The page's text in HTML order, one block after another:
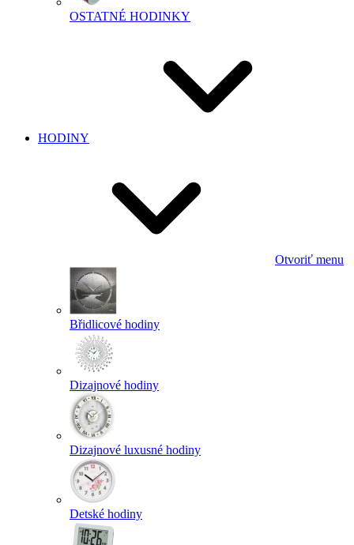
OSTATNÉ HODINKY
HODINY
Otvoriť menu
Břidlicové hodiny
Dizajnové hodiny
Dizajnové luxusné hodiny
Detské hodiny